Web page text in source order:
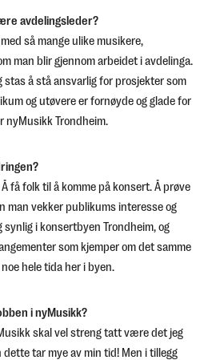
avdelingsleder?
så mange ulike musikere,
man blir gjennom arbeidet i avdelinga.
stas å stå ansvarlig for prosjekter som
og utøvere er fornøyde og glade for
nyMusikk Trondheim.
få folk til å komme på konsert. Å prøve
man vekker publikums interesse og
synlig i konsertbyen Trondheim, og
som kjemper om det samme
hele tida her i byen.
i nyMusikk?
skal vel streng tatt være det jeg
tar mye av min tid! Men i tillegg